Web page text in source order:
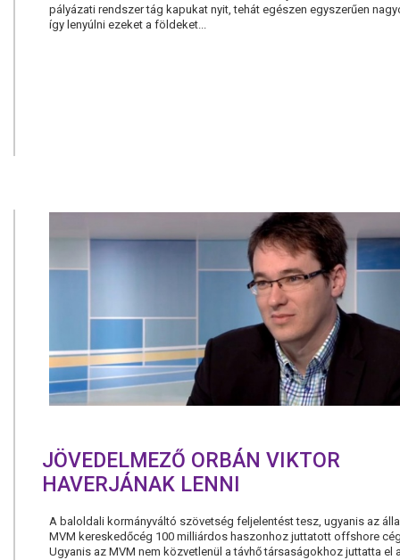
pályázati rendszer tág kapukat nyit, tehát egészen egyszerűen
így lenyúlni ezeket a földeket...
JÖVEDELMEZŐ ORBÁN VIKTOR
HAVERJÁNAK LENNI
A baloldali kormányváltó szövetség feljelentést tesz, ugyanis az
MVM kereskedőcég 100 milliárdos haszonhoz juttatott offshore
Ugyanis az MVM nem közvetlenül a távhő társaságokhoz juttatta el